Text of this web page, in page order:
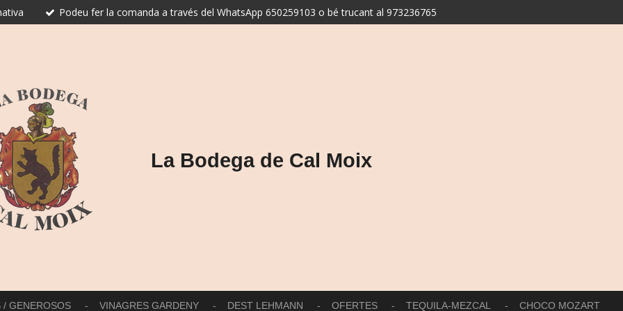
Podeu fer la comanda a través del WhatsApp 650259103 o bé trucant al 973236765
La Bodega de Cal Moix
/ GENEROSOS VINAGRES GARDENY DEST LEHMANN OFERTES TEQUILA-MEZCAL CHOCO MOZART